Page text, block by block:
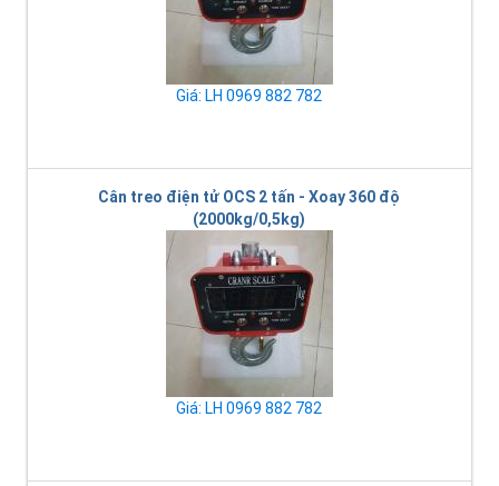
Giá: LH 0969 882 782
Cân treo điện tử OCS 2 tấn - Xoay 360 độ
(2000kg/0,5kg)
Giá: LH 0969 882 782